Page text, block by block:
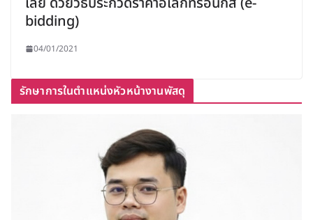
bidding)
04/01/2021
รักษาการในตำแหน่งหัวหน้างานพัสดุ